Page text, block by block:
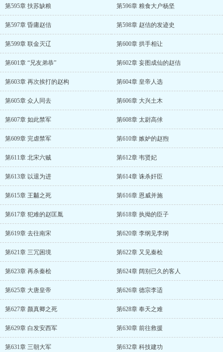
第595章 扶苏缺粮 第596章 粮食大户杨坚
第597章 昏庸赵佶 第598章 赵佶的发迹史
第599章 联金灭辽 第600章 拱手相让
第601章 “兄友弟恭” 第602章 妄图成仙的赵佶
第603章 再次挨打的赵构 第604章 皇帝人选
第605章 众人同去 第606章 大兴土木
第607章 如此禁军 第608章 太尉高俅
第609章 完虐禁军 第610章 嫉妒的赵煦
第611章 北宋六贼 第612章 韦贤妃
第613章 以退为进 第614章 诛杀奸臣
第615章 王黼之死 第616章 恩威并施
第617章 犯难的赵匡胤 第618章 执拗的臣子
第619章 去往南宋 第620章 李纲见李纲
第621章 三冗困境 第622章 又见秦桧
第623章 再杀秦桧 第624章 阔别已久的客人
第625章 大唐皇帝 第626章 德宗李适
第627章 颜真卿之死 第628章 奉天之难
第629章 白发安西军 第630章 前往救援
第631章 三朝大军 第632章 科技建功